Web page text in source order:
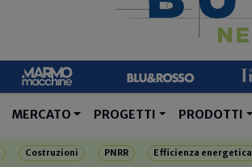
MERCATO PROGETTI PRODOTTI
Costruzioni PNRR Efficienza energetica